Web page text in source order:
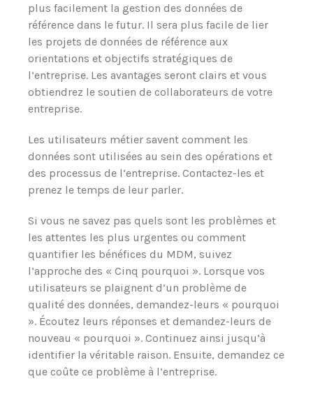
plus facilement la gestion des données de
référence dans le futur. Il sera plus facile de lier
les projets de données de référence aux
orientations et objectifs stratégiques de
l‘entreprise. Les avantages seront clairs et vous
obtiendrez le soutien de collaborateurs de votre
entreprise.
Les utilisateurs métier savent comment les
données sont utilisées au sein des opérations et
des processus de l‘entreprise. Contactez-les et
prenez le temps de leur parler.
Si vous ne savez pas quels sont les problèmes et
les attentes les plus urgentes ou comment
quantifier les bénéfices du MDM, suivez
l‘approche des « Cinq pourquoi ». Lorsque vos
utilisateurs se plaignent d‘un problème de
qualité des données, demandez-leurs « pourquoi
». Écoutez leurs réponses et demandez-leurs de
nouveau « pourquoi ». Continuez ainsi jusqu‘à
identifier la véritable raison. Ensuite, demandez ce
que coûte ce problème à l‘entreprise.